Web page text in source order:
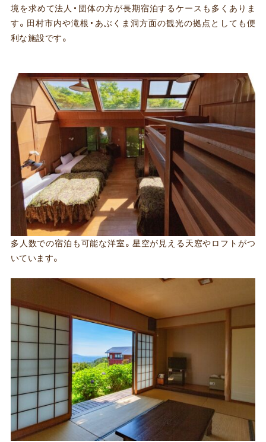
境を求めて法人・団体の方が長期宿泊するケースも多くありま
す。田村市内や滝根・あぶくま洞方面の観光の拠点としても便
利な施設です。
多人数での宿泊も可能な洋室。星空が見える天窓やロフトがつ
いています。